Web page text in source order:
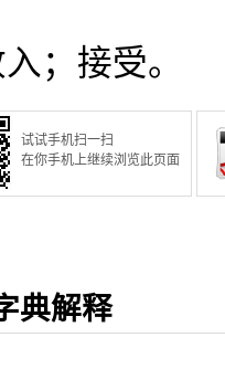
；接受。
试试手机扫一扫
在你手机上继续浏览此页面
典解释